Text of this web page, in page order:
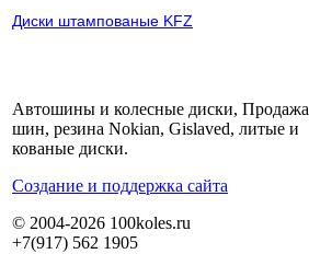
Диски штампованые KFZ
Автошины и колесные диски, Продажа
шин, резина Nokian, Gislaved, литые и
кованые диски.
Cоздание и поддержка сайта
© 2004-2026 100koles.ru
+7(917) 562 1905